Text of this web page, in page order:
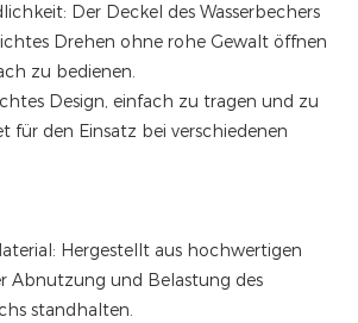
Der Deckel des Wasserbechers
Drehen ohne rohe Gewalt öffnen
zu bedienen.
Design, einfach zu tragen und zu
für den Einsatz bei verschiedenen
Hergestellt aus hochwertigen
Abnutzung und Belastung des
standhalten.